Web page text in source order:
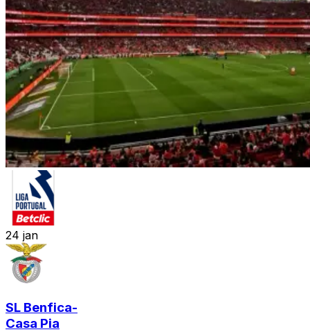
24 jan
SL Benfica-
Casa Pia